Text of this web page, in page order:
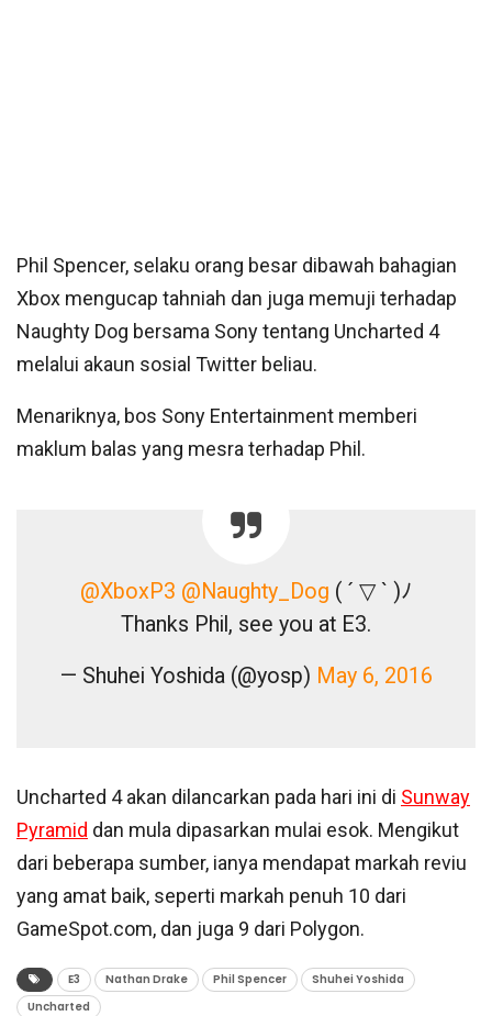
Phil Spencer, selaku orang besar dibawah bahagian
Xbox mengucap tahniah dan juga memuji terhadap
Naughty Dog bersama Sony tentang Uncharted 4
melalui akaun sosial Twitter beliau.
Menariknya, bos Sony Entertainment memberi
maklum balas yang mesra terhadap Phil.
@XboxP3 @Naughty_Dog ( ´ ▽ ` )ﾉ
Thanks Phil, see you at E3.
— Shuhei Yoshida (@yosp) May 6, 2016
Uncharted 4 akan dilancarkan pada hari ini di Sunway
Pyramid dan mula dipasarkan mulai esok. Mengikut
dari beberapa sumber, ianya mendapat markah reviu
yang amat baik, seperti markah penuh 10 dari
GameSpot.com, dan juga 9 dari Polygon.
E3 Nathan Drake Phil Spencer
Shuhei Yoshida
Uncharted